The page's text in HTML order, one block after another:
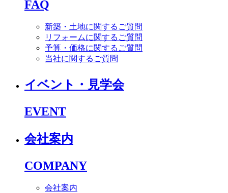
FAQ
新築・土地に関するご質問
リフォームに関するご質問
予算・価格に関するご質問
当社に関するご質問
イベント・見学会
EVENT
会社案内
COMPANY
会社案内